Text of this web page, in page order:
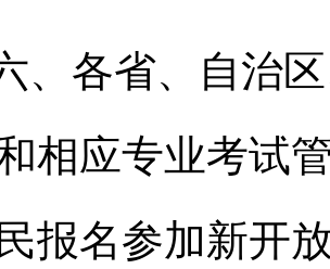
、各省、自治
相应专业考试
报名参加新开